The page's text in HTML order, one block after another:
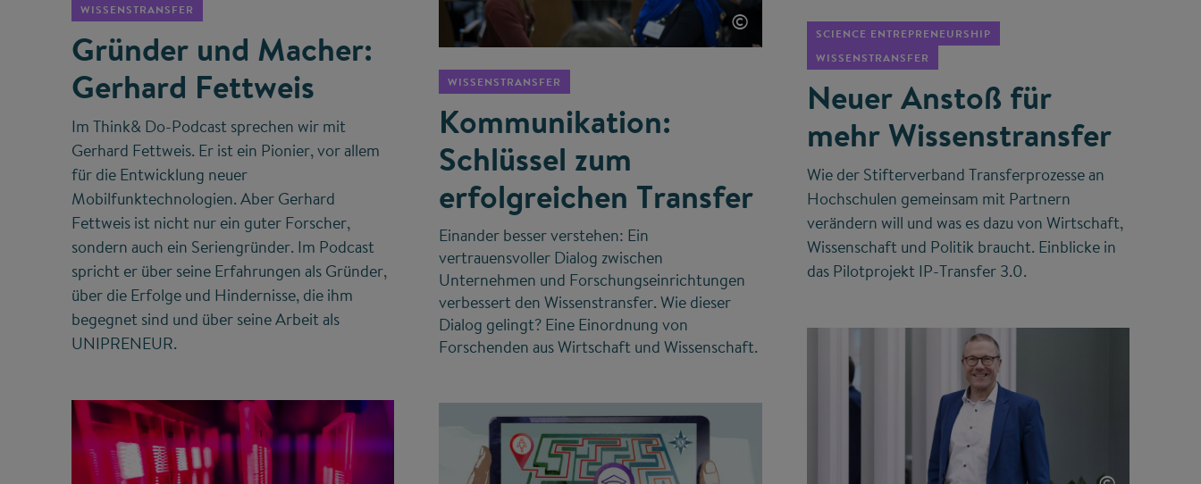
WISSENSTRANSFER
Gründer und Macher:
Gerhard Fettweis
Im Think& Do-Podcast sprechen wir mit
Gerhard Fettweis. Er ist ein Pionier, vor allem
für die Entwicklung neuer
Mobilfunktechnologien. Aber Gerhard
Fettweis ist nicht nur ein guter Forscher,
sondern auch ein Seriengründer. Im Podcast
spricht er über seine Erfahrungen als Gründer,
über die Erfolge und Hindernisse, die ihm
begegnet sind und über seine Arbeit als
UNIPRENEUR.
©
WISSENSTRANSFER
Kommunikation:
Schlüssel zum
erfolgreichen Transfer
Einander besser verstehen: Ein
vertrauensvoller Dialog zwischen
Unternehmen und Forschungseinrichtungen
verbessert den Wissenstransfer. Wie dieser
Dialog gelingt? Eine Einordnung von
Forschenden aus Wirtschaft und Wissenschaft.
SCIENCE ENTREPRENEURSHIP
WISSENSTRANSFER
Neuer Anstoß für
mehr Wissenstransfer
Wie der Stifterverband Transferprozesse an
Hochschulen gemeinsam mit Partnern
verändern will und was es dazu von Wirtschaft,
Wissenschaft und Politik braucht. Einblicke in
das Pilotprojekt IP-Transfer 3.0.